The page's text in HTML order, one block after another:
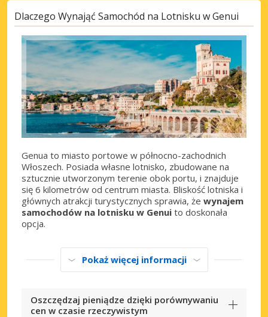
Dlaczego Wynająć Samochód na Lotnisku w Genui
Genua to miasto portowe w północno-zachodnich
Włoszech. Posiada własne lotnisko, zbudowane na
sztucznie utworzonym terenie obok portu, i znajduje
się 6 kilometrów od centrum miasta. Bliskość lotniska i
głównych atrakcji turystycznych sprawia, że wynajem
samochodów na lotnisku w Genui to doskonała
opcja.
Pokaż więcej informacji
Oszczędzaj pieniądze dzięki porównywaniu
cen w czasie rzeczywistym